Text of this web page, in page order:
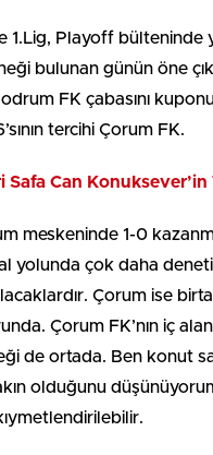
1.Lig, Playoff bülteninde
bulunan günün öne
FK çabasını
tercihi Çorum FK.
Safa Can
meskeninde 1-0
yolunda çok daha
Çorum ise
Çorum FK’nın iç
de ortada. Ben konut
olduğunu